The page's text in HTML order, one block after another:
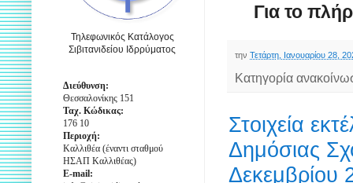
Για το
την Τετάρτη, Ιανουαρίου 28,
Κατηγορία
Στοιχεία
Δημόσιας
Δεκεμβρίου
Τηλεφωνικός Κατάλογος
Σιβιτανιδείου Ιδρρύματος
Διεύθυνση:
Θεσσαλονίκης 151
Ταχ. Κώδικας:
176 10
Περιοχή:
Καλλιθέα (έναντι σταθμού
ΗΣΑΠ Καλλιθέας)
E-mail: